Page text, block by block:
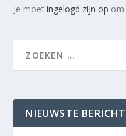
Je moetingelogd zijn op om
NIEUWSTE